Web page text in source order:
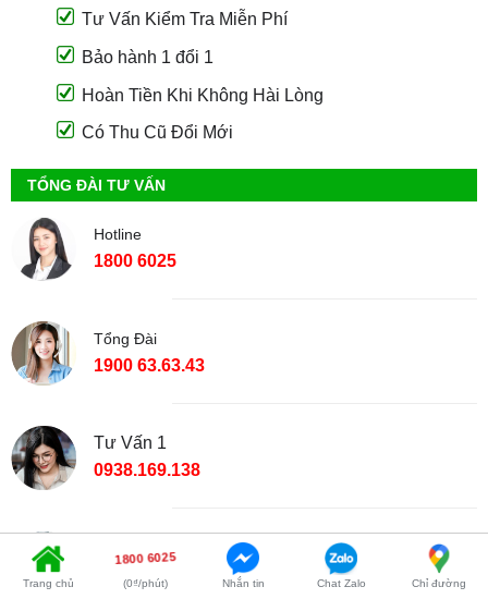
Tư Vấn Kiểm Tra Miễn Phí
Bảo hành 1 đổi 1
Hoàn Tiền Khi Không Hài Lòng
Có Thu Cũ Đổi Mới
TỔNG ĐÀI TƯ VẤN
Hotline
1800 6025
Tổng Đài
1900 63.63.43
Tư Vấn 1
0938.169.138
028 7300 7898
Trang chủ
1800 6025
(0₫/phút) Nhắn tin Chat Zalo Chỉ đường